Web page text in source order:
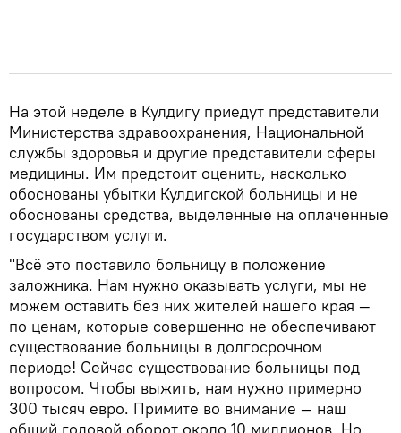
На этой неделе в Кулдигу приедут представители
Министерства здравоохранения, Национальной
службы здоровья и другие представители сферы
медицины. Им предстоит оценить, насколько
обоснованы убытки Кулдигской больницы и не
обоснованы средства, выделенные на оплаченные
государством услуги.
"Всё это поставило больницу в положение
заложника. Нам нужно оказывать услуги, мы не
можем оставить без них жителей нашего края —
по ценам, которые совершенно не обеспечивают
существование больницы в долгосрочном
периоде! Сейчас существование больницы под
вопросом. Чтобы выжить, нам нужно примерно
300 тысяч евро. Примите во внимание — наш
общий годовой оборот около 10 миллионов. Но